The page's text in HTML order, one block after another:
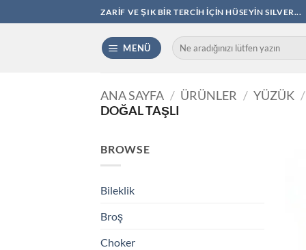
atla
ZARIF VE ŞIK BIR TERCIH İÇIN HÜSEYIN SILVER...
MENÜ
Ara:
ANA SAYFA / ÜRÜNLER / YÜZÜK /
DOĞAL TAŞLI
BROWSE
Bileklik
Broş
Choker